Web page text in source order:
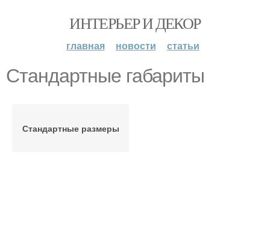
ИНТЕРЬЕР И ДЕКОР
главная новости статьи
Стандартные габариты
Стандартные размеры